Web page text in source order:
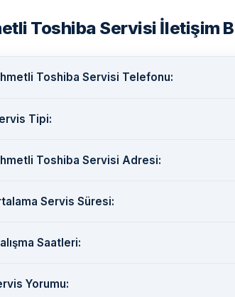
Toshiba Servisi İletişim
Toshiba Servisi Telefonu:
Tipi:
Toshiba Servisi Adresi:
Servis Süresi:
Saatleri:
Yorumu: